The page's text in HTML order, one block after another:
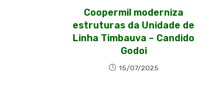
Coopermil moderniza
estruturas da Unidade de
Linha Timbauva – Candido
Godoi
15/07/2025